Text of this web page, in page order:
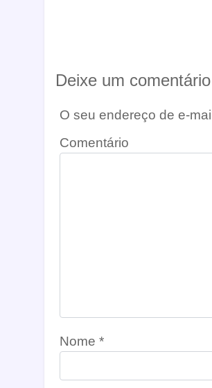
Deixe um comentário
O seu endereço de e-
Comentário
Nome *